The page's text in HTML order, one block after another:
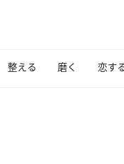
整える 磨く 恋す